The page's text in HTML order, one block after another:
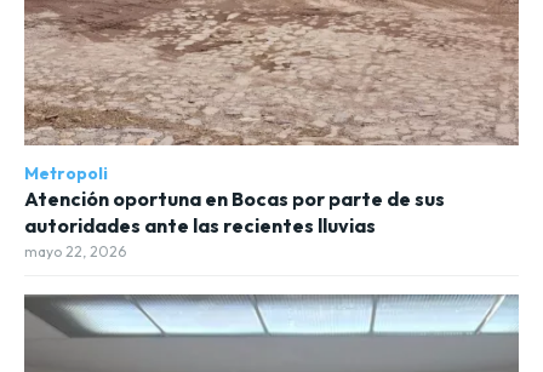
Metropoli
Atención oportuna en Bocas por parte de sus
autoridades ante las recientes lluvias
mayo 22, 2026